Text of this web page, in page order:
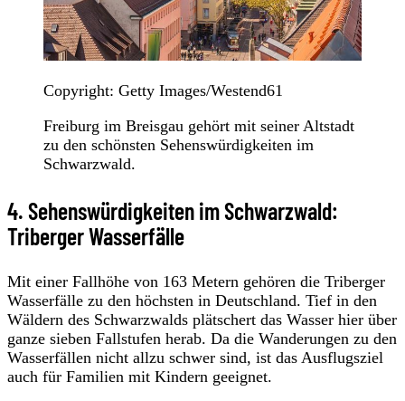
Copyright: Getty Images/Westend61
Freiburg im Breisgau gehört mit seiner Altstadt
zu den schönsten Sehenswürdigkeiten im
Schwarzwald.
4. Sehenswürdigkeiten im Schwarzwald:
Triberger Wasserfälle
Mit einer Fallhöhe von 163 Metern gehören die Triberger
Wasserfälle zu den höchsten in Deutschland. Tief in den
Wäldern des Schwarzwalds plätschert das Wasser hier über
ganze sieben Fallstufen herab. Da die Wanderungen zu den
Wasserfällen nicht allzu schwer sind, ist das Ausflugsziel
auch für Familien mit Kindern geeignet.